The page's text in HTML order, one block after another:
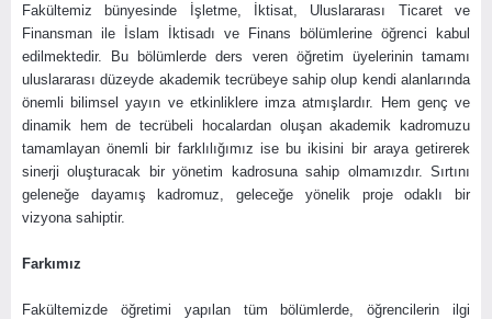
Fakültemiz bünyesinde İşletme, İktisat, Uluslararası Ticaret ve
Finansman ile İslam İktisadı ve Finans bölümlerine öğrenci kabul
edilmektedir. Bu bölümlerde ders veren öğretim üyelerinin tamamı
uluslararası düzeyde akademik tecrübeye sahip olup kendi alanlarında
önemli bilimsel yayın ve etkinliklere imza atmışlardır. Hem genç ve
dinamik hem de tecrübeli hocalardan oluşan akademik kadromuzu
tamamlayan önemli bir farklılığımız ise bu ikisini bir araya getirerek
sinerji oluşturacak bir yönetim kadrosuna sahip olmamızdır. Sırtını
geleneğe dayamış kadromuz, geleceğe yönelik proje odaklı bir
vizyona sahiptir.
Farkımız
Fakültemizde öğretimi yapılan tüm bölümlerde, öğrencilerin ilgi